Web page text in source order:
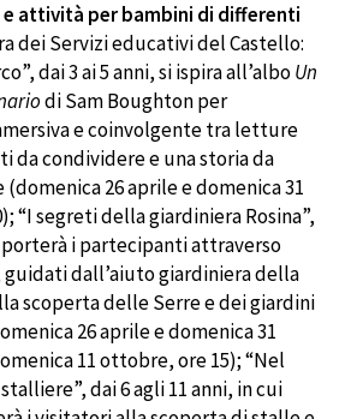
attività per bambini di differenti
dei Servizi educativi del Castello:
dai 3 ai 5 anni, si ispira all’alboUn
di Sam Boughton per
e coinvolgente tra letture
da condividere e una storia da
26 aprile e domenica 31
“I segreti della giardiniera Rosina”,
porterà i partecipanti attraverso
dall’aiuto giardiniera della
scoperta delle Serre e dei giardini
26 aprile e domenica 31
11 ottobre, ore 15); “Nel
dai 6 agli 11 anni, in cui